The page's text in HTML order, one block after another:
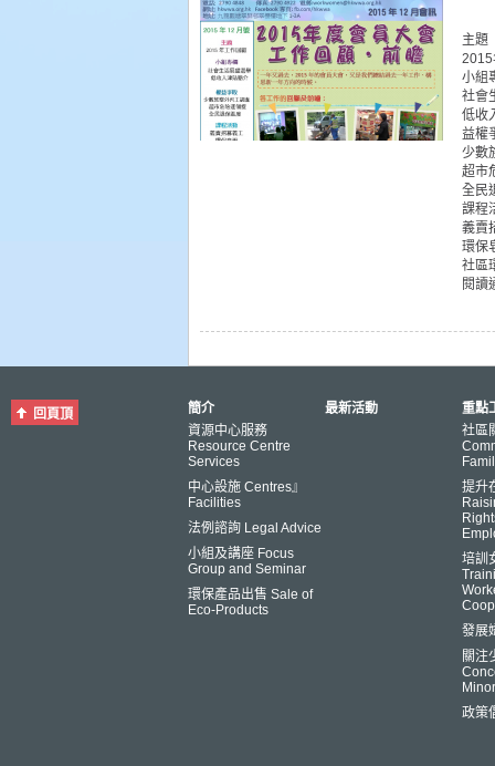
主題
2015
小組
社會
低收
益權
少數
超市
全民
課程
義賣
環保
社區
閱讀
回頁頂
簡介
資源中心服務
Resource Centre
Services
中心設施 Centres』
Facilities
法例諮詢 Legal Advice
小組及講座 Focus
Group and Seminar
環保產品出售 Sale of
Eco-Products
最新活動
重點
社區
提升
培訓
發展
關注
政策